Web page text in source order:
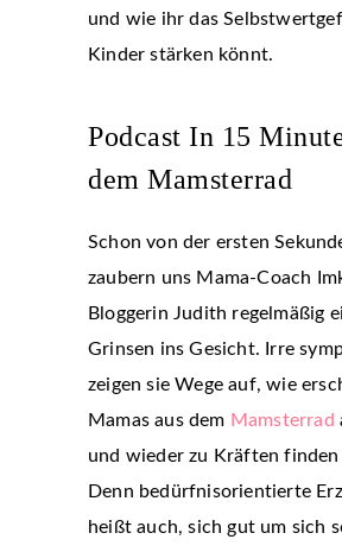
und wie ihr das
Kinder stärken könnt.
Podcast In 15
dem Mamsterrad
Schon von der ersten
zaubern uns Mama-Coach
Bloggerin Judith regelmäßig
Grinsen ins Gesicht. Irre
zeigen sie Wege auf, wie
Mamas aus dem Mamsterrad
und wieder zu Kräften finden
Denn bedürfnisorientierte
heißt auch, sich gut um sich